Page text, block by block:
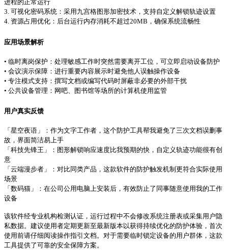
进程的正常运行
3. 可视化密码系统：采用九宫格图形加密技术，支持自定义解锁轨迹设置
4. 资源占用优化：后台运行内存消耗不超过20MB，确保系统流畅性
应用场景解析
• 临时离岗保护：处理敏感工作时突然需要离开工位，可立即启动设备防护
• 会议演示保障：进行重要内容展示时避免他人误触操作设备
• 专注模式支持：撰写文档或编写代码时屏蔽非必要的外部干扰
• 公共设备管理：网吧、图书馆等场所的计算机使用监管
用户真实反馈
「星空夜语」：作为文字工作者，这个防护工具帮我避免了三次文档误删事
故，界面简洁易上手
「科技先锋王」：图形解锁响应速度比我预期的快，自定义轨迹功能很有创
意
「云端漫步者」：对比同类产品，这款软件的防护触发机制更符合实际使用
场景
「数码猫」：在公司公用电脑上安装后，有效防止了同事随意使用我的工作
设备
该软件经专业机构检测认证，运行过程中不会修改系统注册表或采集用户隐
私数据。建议使用者定期更新至最新版本以获得持续优化的防护体验，首次
使用前请仔细阅读操作指引文档。对于需要临时锁定设备的用户群体，这款
工具提供了可靠的安全保障方案。